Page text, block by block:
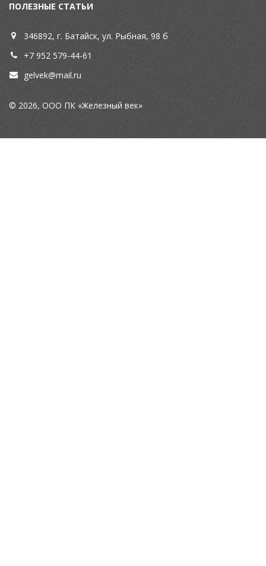
ПОЛЕЗНЫЕ СТАТЬИ
346892, г. Батайск, ул. Рыбная, 98 б
+7 952 579-44-61
gelvek@mail.ru
© 2026, ООО ПК «Железный век»